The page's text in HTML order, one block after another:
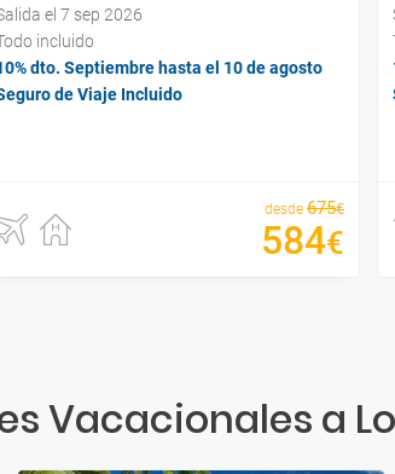
el 7 sep 2026
incluido
dto. Septiembre hasta el 10 de agosto
de Viaje Incluido
desde 675€
584€
Vacacionales a